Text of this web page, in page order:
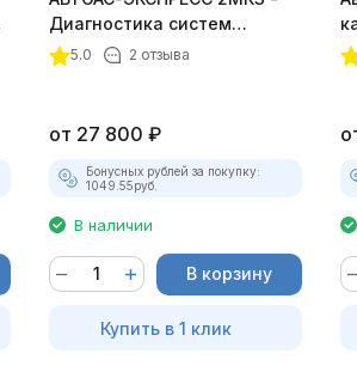
Диагностика систем
зажигания
5.0 2 отзыва
от 27 800 ₽
Бонусных рублей за покупку:
1049.55руб.
В наличии
В корзину
Купить в 1 клик